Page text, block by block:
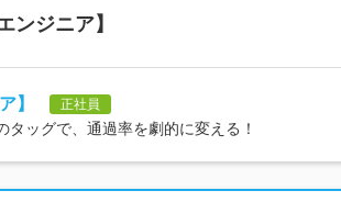
ンジニア】
】 正社員
ッグで、通過率を劇的に変える！